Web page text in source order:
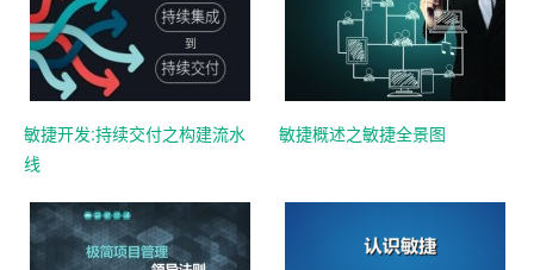
敏捷开发:持续交付之构建流水
线
敏捷概述之敏捷全景图